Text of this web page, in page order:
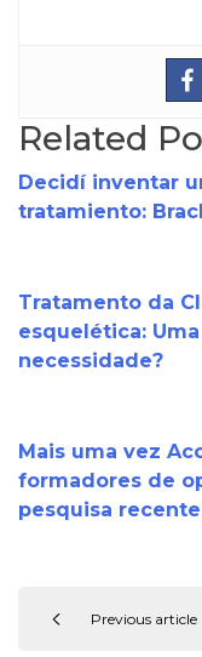
Related
Decidí inventar
tratamiento:
Tratamento da
esquelética:
necessidade?
Mais uma vez
formadores de
pesquisa
Previous article